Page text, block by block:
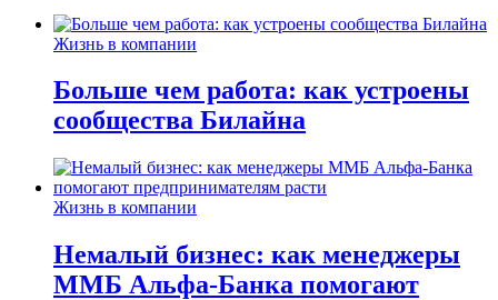
Жизнь в компании
Больше чем работа: как устроены
сообщества Билайна
Жизнь в компании
Немалый бизнес: как менеджеры
ММБ Альфа-Банка помогают